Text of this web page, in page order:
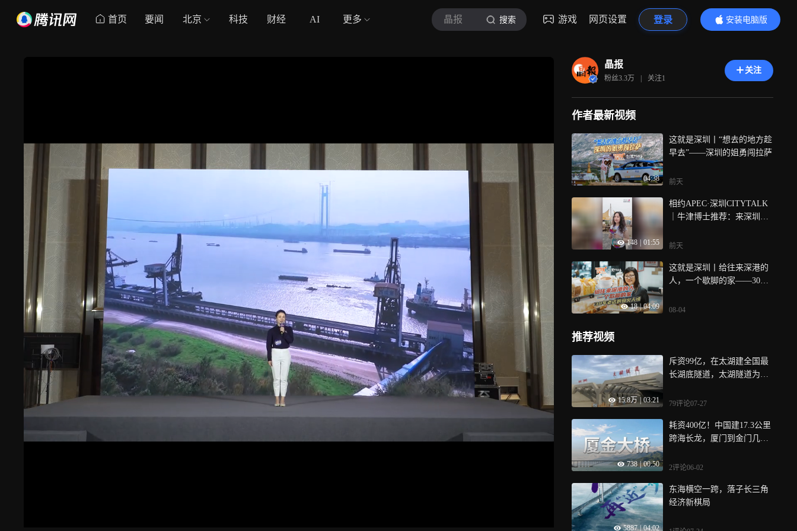
首页 要闻 北京 科技 财经 AI 更多 晶报 搜索 游戏 网页设置 登录
安装电脑版
内容更精彩
晶报
粉丝3.3万 | 关注1
关注
作者最新视频
04:38
这就是深圳丨“想去的地方趁
早去”——深圳的姐勇闯拉萨
前天
148 01:55
相约APEC·深圳CITYTALK
｜牛津博士推荐：来深圳一
前天
18 | 04:09
这就是深圳丨给往来深港的
人，一个歇脚的家——30年
08-04
推荐视频
15.8万 03:21
斥资99亿，在太湖建全国最
长湖底隧道，太湖隧道为何
79评论07-27
738 | 00:50
耗资400亿！中国建17.3公里
跨海长龙，厦门到金门几十
2评论06-02
5887 | 04:02
东海横空一跨，落子长三角
经济新棋局